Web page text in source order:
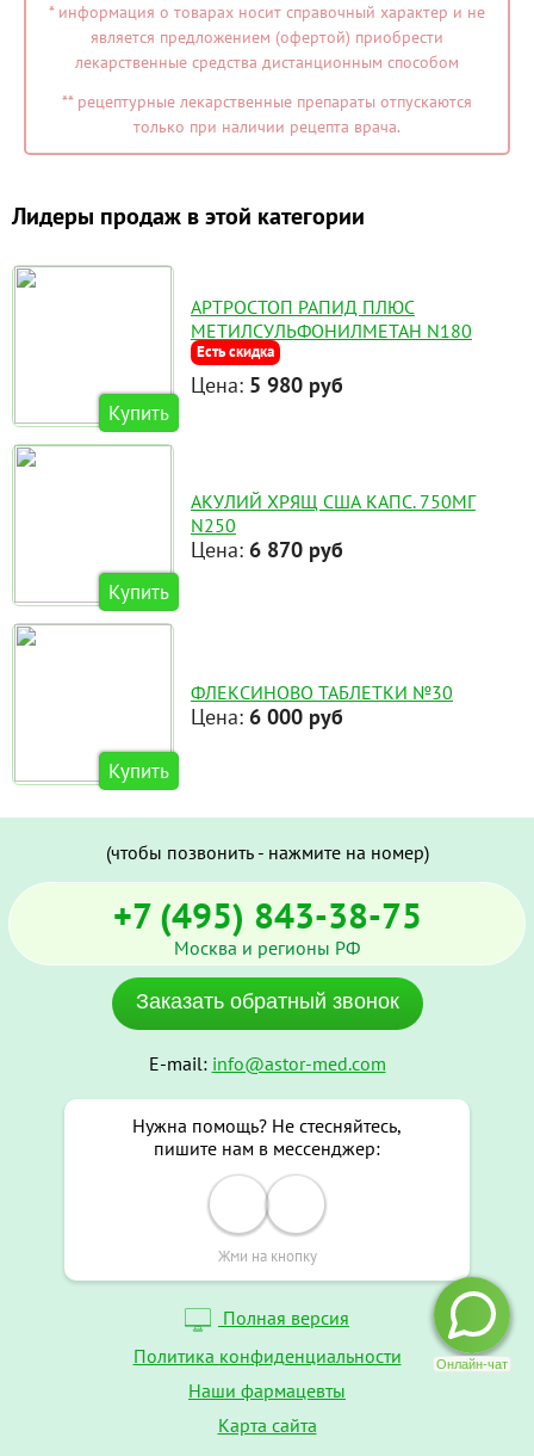
* информация о товарах носит справочный характер и не
является предложением (офертой) приобрести
лекарственные средства дистанционным способом
** рецептурные лекарственные препараты отпускаются
только при наличии рецепта врача.
Лидеры продаж в этой категории
Купить
АРТРОСТОП РАПИД ПЛЮС
МЕТИЛСУЛЬФОНИЛМЕТАН N180
Есть скидка
Цена: 5 980 руб
Купить
АКУЛИЙ ХРЯЩ США КАПС. 750МГ
N250
Цена: 6 870 руб
Купить
ФЛЕКСИНОВО ТАБЛЕТКИ №30
Цена: 6 000 руб
(чтобы позвонить - нажмите на номер)
+7 (495) 843-38-75
Москва и регионы РФ
Заказать обратный звонок
E-mail: info@astor-med.com
Нужна помощь? Не стесняйтесь,
пишите нам в мессенджер:
Жми на кнопку
Полная версия
Политика конфиденциальности
Наши фармацевты
Карта сайта